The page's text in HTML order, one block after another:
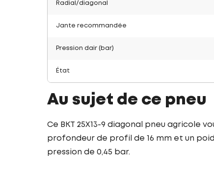
Radial/diagonal
Jante recommandée
Pression dair (bar)
État
Au sujet de ce pneu
Ce BKT 25X13-9 diagonal pneu agricole
profondeur de profil de 16 mm et un
pression de 0,45 bar.